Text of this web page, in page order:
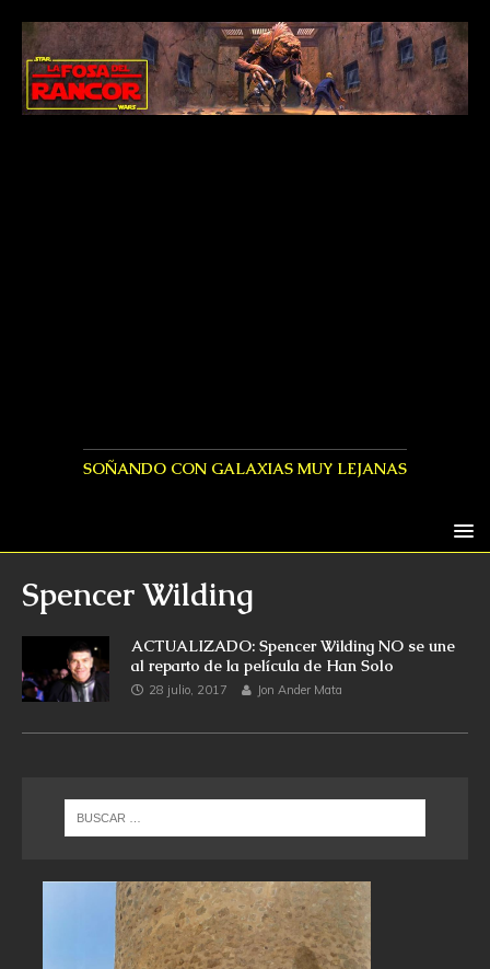
SOÑANDO CON GALAXIAS MUY LEJANAS
Spencer Wilding
ACTUALIZADO: Spencer Wilding NO se une
al reparto de la película de Han Solo
28 julio, 2017 Jon Ander Mata